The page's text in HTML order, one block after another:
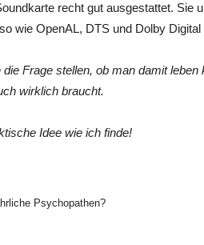
recht gut ausgestattet. Sie
wie OpenAL, DTS und Dolby
Frage stellen, ob man damit
wirklich braucht.
Idee wie ich finde!
Psychopathen?